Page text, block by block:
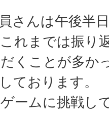
さんは午後半
れまでは振り
くことが多か
ております。
ームに挑戦し